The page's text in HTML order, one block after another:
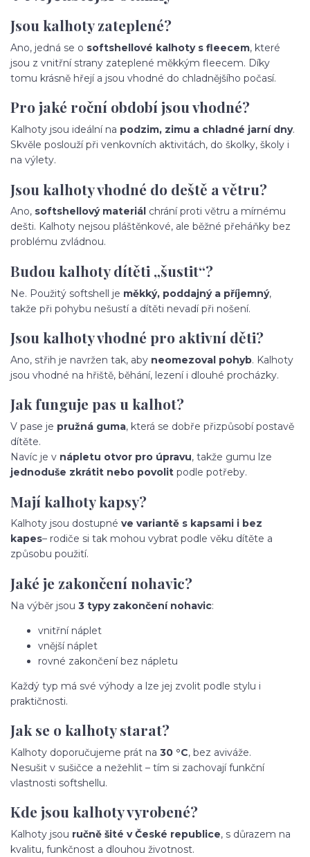
Jsou kalhoty zateplené?
Ano, jedná se o softshellové kalhoty s fleecem, které
jsou z vnitřní strany zateplené měkkým fleecem. Díky
tomu krásně hřejí a jsou vhodné do chladnějšího počasí.
Pro jaké roční období jsou vhodné?
Kalhoty jsou ideální na podzim, zimu a chladné jarní dny.
Skvěle poslouží při venkovních aktivitách, do školky, školy i
na výlety.
Jsou kalhoty vhodné do deště a větru?
Ano, softshellový materiál chrání proti větru a mírnému
dešti. Kalhoty nejsou pláštěnkové, ale běžné přeháňky bez
problému zvládnou.
Budou kalhoty dítěti „šustit“?
Ne. Použitý softshell je měkký, poddajný a příjemný,
takže při pohybu nešustí a dítěti nevadí při nošení.
Jsou kalhoty vhodné pro aktivní děti?
Ano, střih je navržen tak, aby neomezoval pohyb. Kalhoty
jsou vhodné na hřiště, běhání, lezení i dlouhé procházky.
Jak funguje pas u kalhot?
V pase je pružná guma, která se dobře přizpůsobí postavě
dítěte.
Navíc je v nápletu otvor pro úpravu, takže gumu lze
jednoduše zkrátit nebo povolit podle potřeby.
Mají kalhoty kapsy?
Kalhoty jsou dostupné ve variantě s kapsami i bez
kapes– rodiče si tak mohou vybrat podle věku dítěte a
způsobu použití.
Jaké je zakončení nohavic?
Na výběr jsou 3 typy zakončení nohavic:
vnitřní náplet
vnější náplet
rovné zakončení bez nápletu
Každý typ má své výhody a lze jej zvolit podle stylu i
praktičnosti.
Jak se o kalhoty starat?
Kalhoty doporučujeme prát na 30 °C, bez aviváže.
Nesušit v sušičce a nežehlit – tím si zachovají funkční
vlastnosti softshellu.
Kde jsou kalhoty vyrobené?
Kalhoty jsou ručně šité v České republice, s důrazem na
kvalitu, funkčnost a dlouhou životnost.